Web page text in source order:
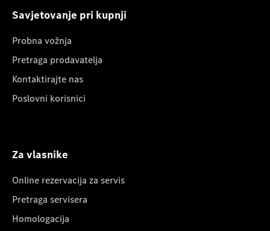
Savjetovanje pri kupnji
Probna vožnja
Pretraga prodavatelja
Kontaktirajte nas
Poslovni korisnici
Za vlasnike
Online rezervacija za servis
Pretraga servisera
Homologacija